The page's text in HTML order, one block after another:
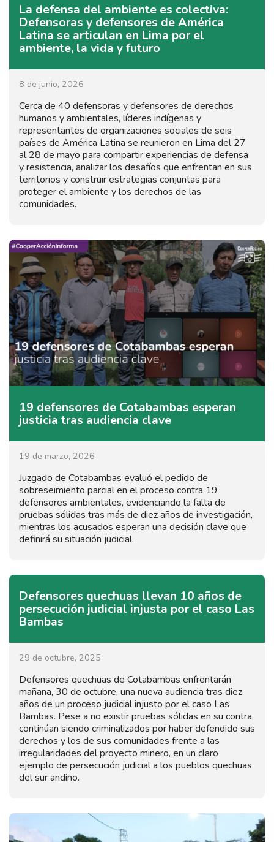
La defensa del ambiente es colectiva:
Defensoras y defensores de América
Latina se articulan en Lima por el
ambiente, la vida y futuro
8 de junio, 2026
Cerca de 40 defensoras y defensores de derechos
humanos y ambientales, líderes indígenas y
representantes de organizaciones sociales de seis
países de América Latina se reunieron en Lima del 27
al 28 de mayo para compartir experiencias de defensa
y resistencia, analizar los desafíos que enfrentan en sus
territorios y construir estrategias conjuntas para
proteger el ambiente y los derechos de las
comunidades.
19 defensores de Cotabambas esperan
justicia tras audiencia clave
19 de marzo, 2026
Juzgado de Cotabambas evaluó el pedido de
sobreseimiento parcial en el proceso contra 19
defensores ambientales, evidenciando la falta de
pruebas sólidas tras más de diez años de investigación,
mientras los acusados esperan una decisión clave que
definirá su situación judicial.
Defensores quechuas llevan 10 años de
persecución judicial injusta por el caso Las
Bambas
29 de octubre, 2025
Defensores quechuas de Cotabambas enfrentarán
mañana, 30 de octubre, una nueva audiencia tras diez
años de un proceso judicial injusto por el caso Las
Bambas. Pese a no existir pruebas sólidas en su contra,
continúan siendo criminalizados por haber defendido sus
derechos y los de sus comunidades frente a las
irregularidades del proyecto minero, en un claro
ejemplo de persecución judicial a los pueblos quechuas
del sur andino.